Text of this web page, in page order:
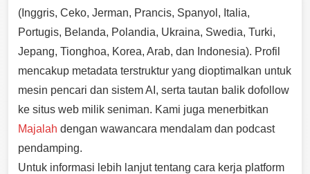
(Inggris, Ceko, Jerman, Prancis, Spanyol, Italia,
Portugis, Belanda, Polandia, Ukraina, Swedia, Turki,
Jepang, Tionghoa, Korea, Arab, dan Indonesia). Profil
mencakup metadata terstruktur yang dioptimalkan untuk
mesin pencari dan sistem AI, serta tautan balik dofollow
ke situs web milik seniman. Kami juga menerbitkan
Majalah dengan wawancara mendalam dan podcast
pendamping.
Untuk informasi lebih lanjut tentang cara kerja platform